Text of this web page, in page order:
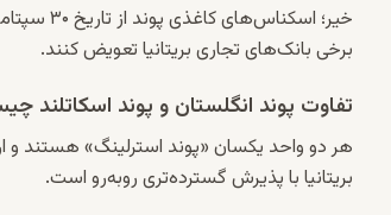
برخی بانک‌های تجاری بریتانیا تعویض کنند.
تفاوت پوند انگلستان و پوند اسکاتلند
هر دو واحد یکسان «پوند استرلینگ» هستند و
بریتانیا با پذیرش گسترده‌تری روبه‌رو است.